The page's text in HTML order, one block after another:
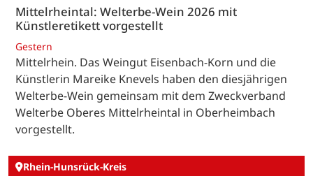
Mittelrheintal: Welterbe-Wein 2026 mit
Künstleretikett vorgestellt
Gestern
Mittelrhein. Das Weingut Eisenbach-Korn und die
Künstlerin Mareike Knevels haben den diesjährigen
Welterbe-Wein gemeinsam mit dem Zweckverband
Welterbe Oberes Mittelrheintal in Oberheimbach
vorgestellt.
Rhein-Hunsrück-Kreis